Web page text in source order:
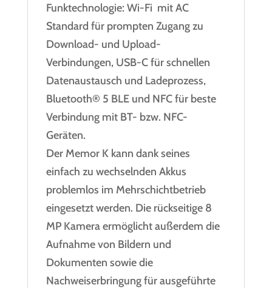
Funktechnologie: Wi-Fi mit AC
Standard für prompten Zugang zu
Download- und Upload-
Verbindungen, USB-C für schnellen
Datenaustausch und Ladeprozess,
Bluetooth® 5 BLE und NFC für beste
Verbindung mit BT- bzw. NFC-
Geräten.
Der Memor K kann dank seines
einfach zu wechselnden Akkus
problemlos im Mehrschichtbetrieb
eingesetzt werden. Die rückseitige 8
MP Kamera ermöglicht außerdem die
Aufnahme von Bildern und
Dokumenten sowie die
Nachweiserbringung für ausgeführte